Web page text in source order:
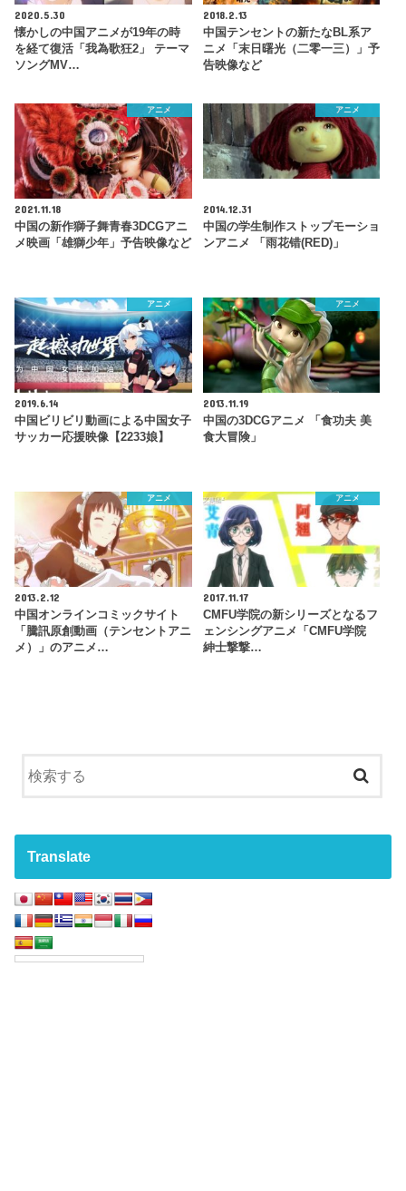
2020.5.30
懐かしの中国アニメが19年の時
を経て復活「我為歌狂2」 テーマ
ソングMV…
2018.2.13
中国テンセントの新たなBL系ア
ニメ「末日曙光（二零一三）」予
告映像など
アニメ
2021.11.18
中国の新作獅子舞青春3DCGアニ
メ映画「雄獅少年」予告映像など
アニメ
2014.12.31
中国の学生制作ストップモーショ
ンアニメ 「雨花错(RED)」
アニメ
2019.6.14
中国ビリビリ動画による中国女子
サッカー応援映像【2233娘】
アニメ
2013.11.19
中国の3DCGアニメ 「食功夫 美
食大冒険」
アニメ
2013.2.12
中国オンラインコミックサイト
「騰訊原創動画（テンセントアニ
メ）」のアニメ…
アニメ
2017.11.17
CMFU学院の新シリーズとなるフ
ェンシングアニメ「CMFU学院
紳士撃撃…
Translate